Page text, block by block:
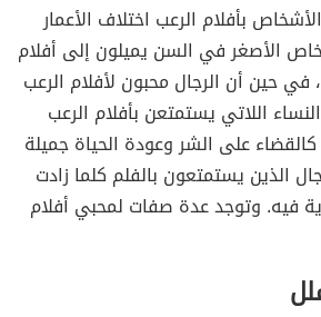
بأفلام الرعب اختلاف الأعمار
الأصغر في السن يميلون إلى أفلام
في حين أن الرجال محبون لأفلام الرعب
اللاتي يستمتعن بأفلام الرعب
على الشر وعودة الحياة جميلة
الذين يستمتعون بالفلم كلما زادت
فيه. وتوجد عدة صفات لمحبي أفلام